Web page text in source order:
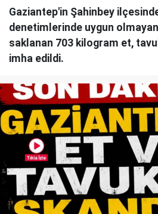
Gaziantep'in Şahinbey
denetimlerinde uygun
saklanan 703 kilogram et,
imha edildi.